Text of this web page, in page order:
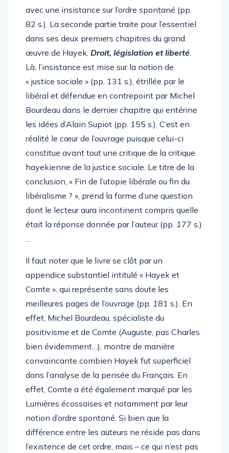
1950 autour de l’économie et de l’épistémologie
avec une insistance sur l’ordre spontané (pp.
82 s.). La seconde partie traite pour l’essentiel
dans ses deux premiers chapitres du grand
œuvre de Hayek,Droit, législation et liberté
Là, l’insistance est mise sur la notion de
« justice sociale » (pp. 131 s.), étrillée par le
libéral et défendue en contrepoint par Michel
Bourdeau dans le dernier chapitre qui entérine
les idées d’Alain Supiot (pp. 155 s.). C’est en
réalité le cœur de l’ouvrage puisque celui-ci
constitue avant tout une critique de la critique
hayekienne de la justice sociale. Le titre de la
conclusion, « Fin de l’utopie libérale ou fin du
libéralisme ? », prend la forme d’une question
dont le lecteur aura incontinent compris quelle
Il faut noter que le livre se clôt par un
appendice substantiel intitulé « Hayek et
Comte », qui représente sans doute les
meilleures pages de l’ouvrage (pp. 181 s.). En
effet, Michel Bourdeau, spécialiste du
positivisme et de Comte (Auguste, pas Charles
bien évidemment…), montre de manière
convaincante combien Hayek fut superficiel
dans l’analyse de la pensée du Français. En
effet, Comte a été également marqué par les
Lumières écossaises et notamment par leur
notion d’ordre spontané. Si bien que la
différence entre les auteurs ne réside pas dans